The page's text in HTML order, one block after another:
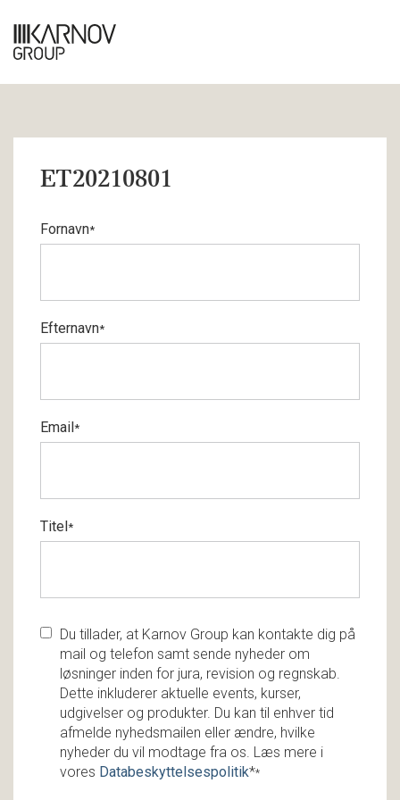
ET20210801
Fornavn*
Efternavn*
Email*
Titel*
Du tillader, at Karnov Group kan kontakte dig på
mail og telefon samt sende nyheder om
løsninger inden for jura, revision og regnskab.
Dette inkluderer aktuelle events, kurser,
udgivelser og produkter. Du kan til enhver tid
afmelde nyhedsmailen eller ændre, hvilke
nyheder du vil modtage fra os. Læs mere i
vores Databeskyttelsespolitik**